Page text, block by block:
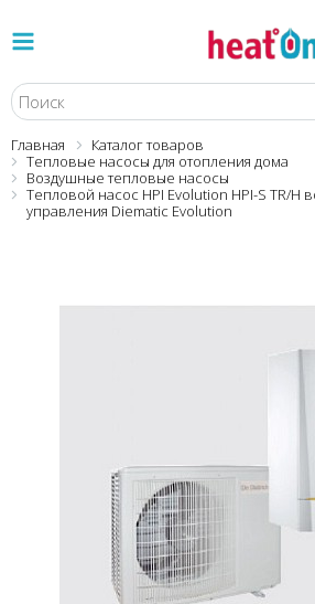
Главная
Каталог товаров
Тепловые насосы для отопления дома
Воздушные тепловые насосы
Тепловой насос HPI Evolution HPI-S TR/H
управления Diematic Evolution